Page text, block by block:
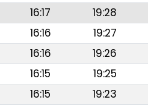
16:17 19:28
16:16 19:27
16:16 19:26
16:15 19:25
16:15 19:23